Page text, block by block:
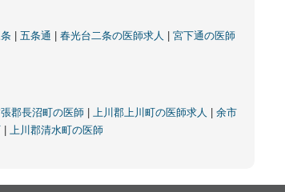
五条通 春光台二条の医師求人
宮下通の医師
郡長沼町の医師 上川郡上川町の医師求人
余市
上川郡清水町の医師